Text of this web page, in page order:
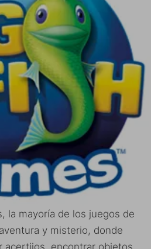
la mayoría de los juegos de
y misterio, donde
acertijos, encontrar objetos